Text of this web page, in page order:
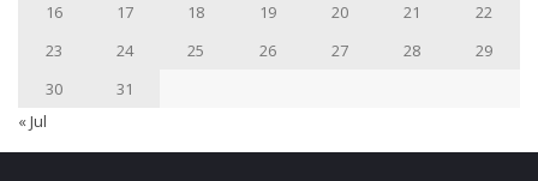
16
17 18 19 20 21
22
23
24 25 26 27 28
29
30
31
« Jul